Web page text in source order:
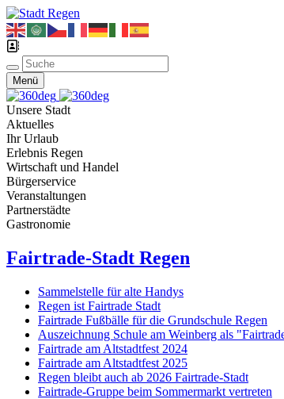
Menü
Unsere Stadt
Aktuelles
Ihr Urlaub
Erlebnis Regen
Wirtschaft und Handel
Bürgerservice
Veranstaltungen
Partnerstädte
Gastronomie
Fairtrade-Stadt Regen
Sammelstelle für alte Handys
Regen ist Fairtrade Stadt
Fairtrade Fußbälle für die Grundschule Regen
Auszeichnung Schule am Weinberg als
Fairtrade am Altstadtfest 2024
Fairtrade am Altstadtfest 2025
Regen bleibt auch ab 2026 Fairtrade-Stadt
Fairtrade-Gruppe beim Sommermarkt vertreten